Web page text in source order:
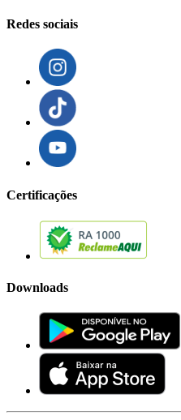
Redes sociais
Certificações
Downloads